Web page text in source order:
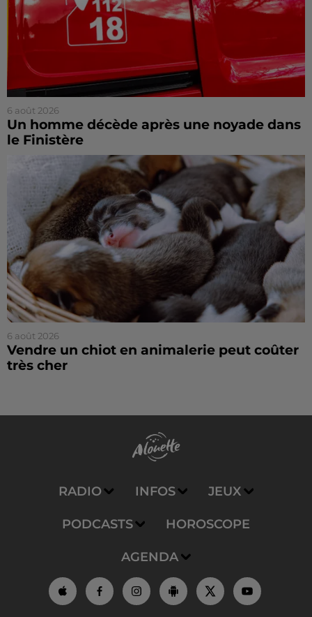
6 août 2026
Un homme décède après une noyade dans
le Finistère
6 août 2026
Vendre un chiot en animalerie peut coûter
très cher
RADIO INFOS JEUX
PODCASTS HOROSCOPE
AGENDA